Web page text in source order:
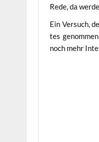
Rede, da
Ein Ver­such,
tes
noch mehr